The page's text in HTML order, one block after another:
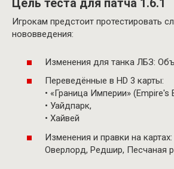
Цель теста для патча 1.6.1
Игрокам предстоит протестировать
нововведения:
Изменения для танка ЛБЗ:
Переведённые в HD 3 карты:
• «Граница Империи» (Empire's
• Уайдпарк,
• Хайвей
Изменения и правки на картах:
Оверлорд, Редшир, Песчаная